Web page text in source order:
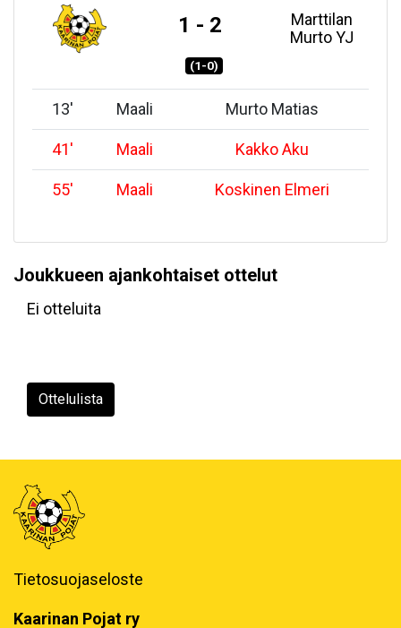
1 - 2
Marttilan
Murto YJ
(1-0)
13' Maali Murto Matias
41' Maali Kakko Aku
55' Maali Koskinen Elmeri
Joukkueen ajankohtaiset ottelut
Ei otteluita
Ottelulista
Tietosuojaseloste
Kaarinan Pojat ry